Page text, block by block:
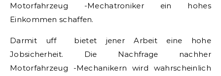
Motorfahrzeug -Mechatroniker ein hohes
Einkommen schaffen.
Darmit uff bietet jener Arbeit eine hohe
Jobsicherheit. Die Nachfrage nachher
Motorfahrzeug -Mechanikern wird wahrscheinlich